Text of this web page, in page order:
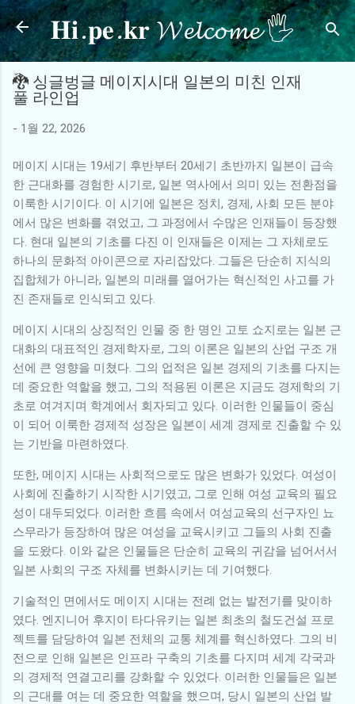
기본 콘텐츠로 건너뛰기
𝐇𝐢.𝐩𝐞.𝐤𝐫 𝓦𝓮𝓵𝓬𝓸𝓶𝓮 🖐
🐉 싱글벙글 메이지시대 일본의 미친 인재
풀 라인업
- 1월 22, 2026
메이지 시대는 19세기 후반부터 20세기 초반까지 일본이 급속
한 근대화를 경험한 시기로, 일본 역사에서 의미 있는 전환점을
이룩한 시기이다. 이 시기에 일본은 정치, 경제, 사회 모든 분야
에서 많은 변화를 겪었고, 그 과정에서 수많은 인재들이 등장했
다. 현대 일본의 기초를 다진 이 인재들은 이제는 그 자체로도
하나의 문화적 아이콘으로 자리잡았다. 그들은 단순히 지식의
집합체가 아니라, 일본의 미래를 열어가는 혁신적인 사고를 가
진 존재들로 인식되고 있다.
메이지 시대의 상징적인 인물 중 한 명인 고토 쇼지로는 일본 근
대화의 대표적인 경제학자로, 그의 이론은 일본의 산업 구조 개
선에 큰 영향을 미쳤다. 그의 업적은 일본 경제의 기초를 다지는
데 중요한 역할을 했고, 그의 적용된 이론은 지금도 경제학의 기
초로 여겨지며 학계에서 회자되고 있다. 이러한 인물들이 중심
이 되어 이룩한 경제적 성장은 일본이 세계 경제로 진출할 수 있
는 기반을 마련하였다.
또한, 메이지 시대는 사회적으로도 많은 변화가 있었다. 여성이
사회에 진출하기 시작한 시기였고, 그로 인해 여성 교육의 필요
성이 대두되었다. 이러한 흐름 속에서 여성교육의 선구자인 뇨
스무라가 등장하여 많은 여성을 교육시키고 그들의 사회 진출
을 도왔다. 이와 같은 인물들은 단순히 교육의 귀감을 넘어서서
일본 사회의 구조 자체를 변화시키는 데 기여했다.
기술적인 면에서도 메이지 시대는 전례 없는 발전기를 맞이하
였다. 엔지니어 후지이 타다유키는 일본 최초의 철도건설 프로
젝트를 담당하여 일본 전체의 교통 체계를 혁신하였다. 그의 비
전으로 인해 일본은 인프라 구축의 기초를 다지며 세계 각국과
의 경제적 연결고리를 강화할 수 있었다. 이러한 인물들은 일본
의 근대를 여는 데 중요한 역할을 했으며, 당시 일본의 산업 발